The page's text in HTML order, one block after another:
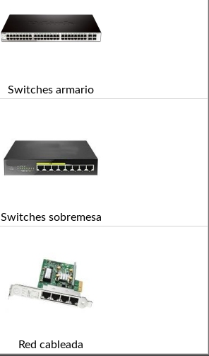
Switches armario
Switches sobremesa
Red cableada